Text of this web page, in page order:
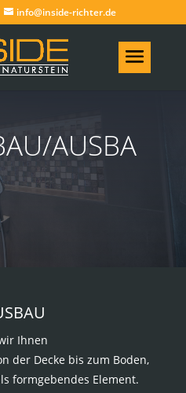
info@inside-richter.de
AUSBA
Ihnen
der Decke bis zum Boden,
formgebendes Element.